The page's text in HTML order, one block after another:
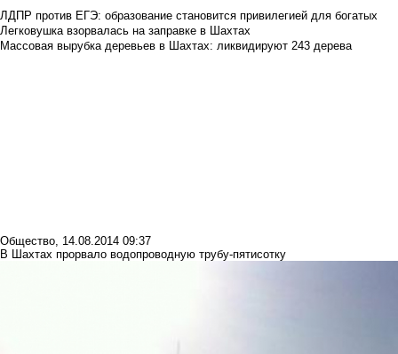
ЛДПР против ЕГЭ: образование становится привилегией для богатых
Легковушка взорвалась на заправке в Шахтах
Массовая вырубка деревьев в Шахтах: ликвидируют 243 дерева
Общество, 14.08.2014 09:37
В Шахтах прорвало водопроводную трубу-пятисотку